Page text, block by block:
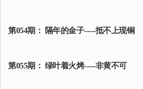
第054期： 隔年的金子-----抵不上现铜
第055期： 绿叶着火烤-----非黄不可